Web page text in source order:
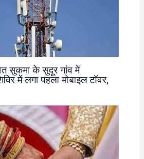
सुकमा के सुदूर गांव में
में लगा पहला मोबाइल टॉवर,